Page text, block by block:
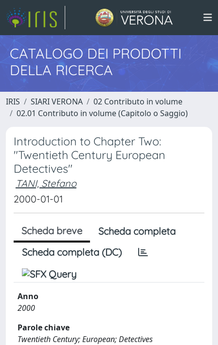
CATALOGO DEI PRODOTTI
DELLA RICERCA
IRIS SIARI VERONA
02 Contributo in volume
02.01 Contributo in volume (Capitolo o Saggio)
Introduction to Chapter Two:
"Twentieth Century European
Detectives"
TANI, Stefano
2000-01-01
Scheda breve
Scheda completa
Scheda completa (DC)
Anno
2000
Parole chiave
Twentieth Century; European; Detectives